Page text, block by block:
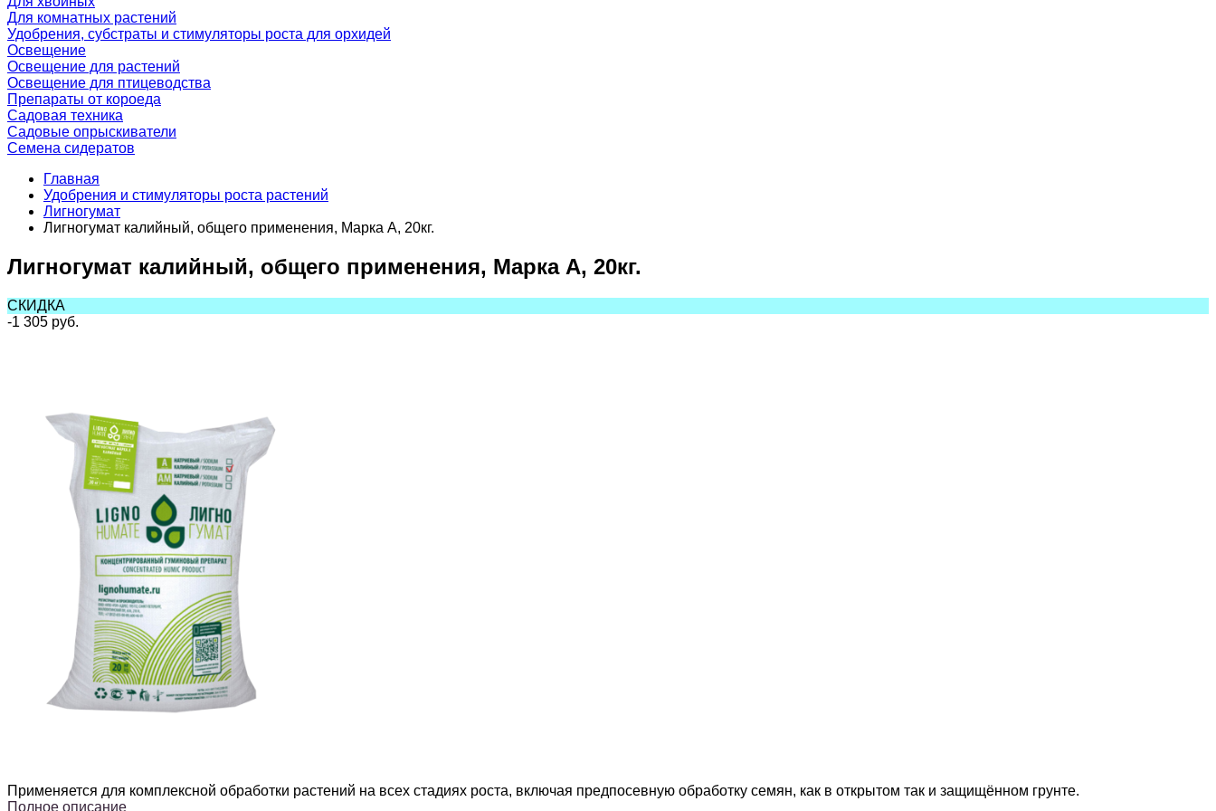
Для комнатных растений
Удобрения, субстраты и стимуляторы роста для орхидей
Освещение
Освещение для растений
Освещение для птицеводства
Препараты от короеда
Садовая техника
Садовые опрыскиватели
Семена сидератов
Главная
Удобрения и стимуляторы роста растений
Лигногумат
Лигногумат калийный, общего применения, Марка А, 20кг.
Лигногумат калийный, общего применения, Марка А, 20кг.
СКИДКА
-1 305 руб.
Применяется для комплексной обработки растений на всех стадиях роста, включая предпосевную обработку семян, как в открытом так и защищённом грунте.
Полное описание